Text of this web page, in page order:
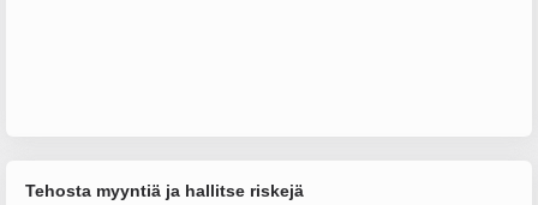
Tehosta myyntiä ja hallitse riskejä